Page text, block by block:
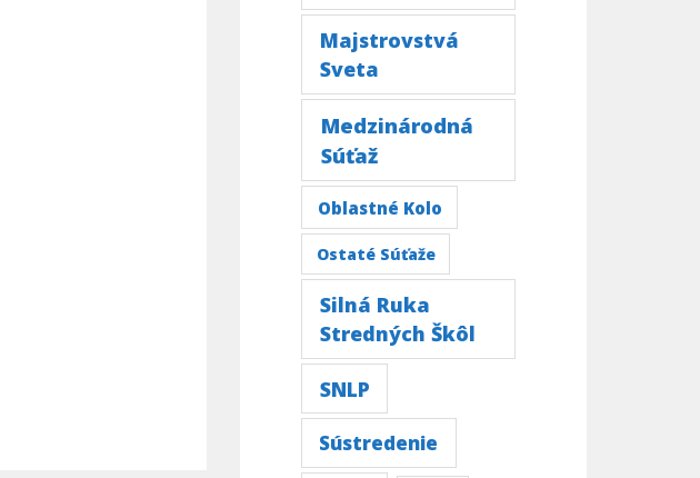
Majstrovstvá
Sveta
Medzinárodná
Súťaž
Oblastné Kolo
Ostaté Súťaže
Silná Ruka
Stredných Škôl
SNLP
Sústredenie